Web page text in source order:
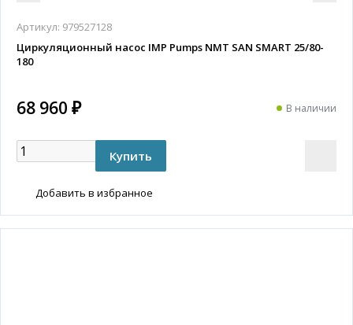
Артикул: 979527128
Циркуляционный насос IMP Pumps NMT SAN SMART 25/80-
180
68 960 ₽ В наличии
Добавить в избранное